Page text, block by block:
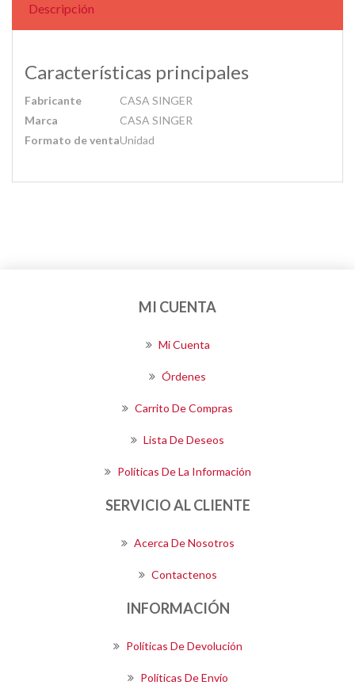
Descripción
Características principales
Fabricante
CASA SINGER
Marca
CASA SINGER
Formato de ventaUnidad
MI CUENTA
Mi Cuenta
Órdenes
Carrito De Compras
Lista De Deseos
Políticas De La Información
SERVICIO AL CLIENTE
Acerca De Nosotros
Contactenos
INFORMACIÓN
Políticas De Devolución
Políticas De Envío